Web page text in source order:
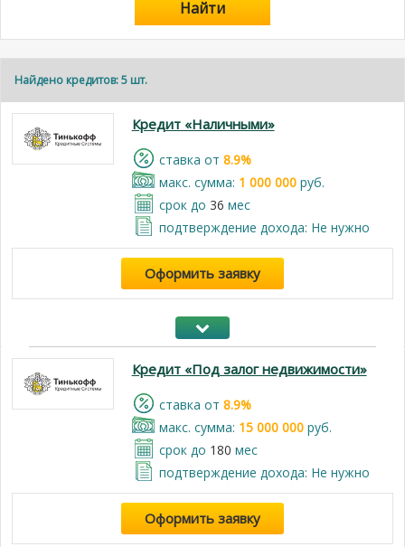
Найти
Найдено кредитов: 5 шт.
Кредит «Наличными»
cтавка от 8.9%
макс. сумма: 1 000 000руб.
срок до 36 мес
подтверждение дохода: Не нужно
Оформить заявку
Кредит «Под залог недвижимости»
cтавка от 8.9%
макс. сумма: 15 000 000руб.
срок до 180 мес
подтверждение дохода: Не нужно
Оформить заявку